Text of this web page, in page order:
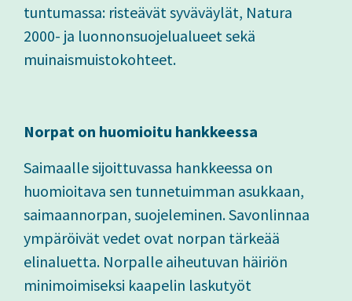
tuntumassa: risteävät syväväylät, Natura
2000- ja luonnonsuojelualueet sekä
muinaismuistokohteet.
Norpat on huomioitu hankkeessa
Saimaalle sijoittuvassa hankkeessa on
huomioitava sen tunnetuimman asukkaan,
saimaannorpan, suojeleminen. Savonlinnaa
ympäröivät vedet ovat norpan tärkeää
elinaluetta. Norpalle aiheutuvan häiriön
minimoimiseksi kaapelin laskutyöt